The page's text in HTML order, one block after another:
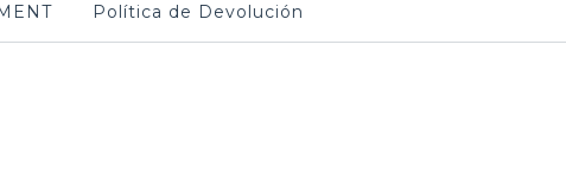
Política de Devolución